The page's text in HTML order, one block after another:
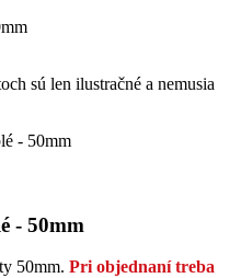
sú len ilustračné a nemusia
- 50mm
50mm. Pri objednaní treba